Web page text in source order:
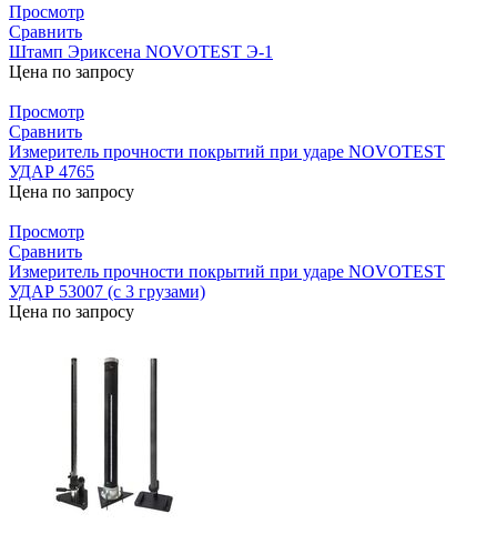
Просмотр
Сравнить
Штамп Эриксена NOVOTEST Э-1
Цена по запросу
Просмотр
Сравнить
Измеритель прочности покрытий при ударе NOVOTEST
УДАР 4765
Цена по запросу
Просмотр
Сравнить
Измеритель прочности покрытий при ударе NOVOTEST
УДАР 53007 (с 3 грузами)
Цена по запросу